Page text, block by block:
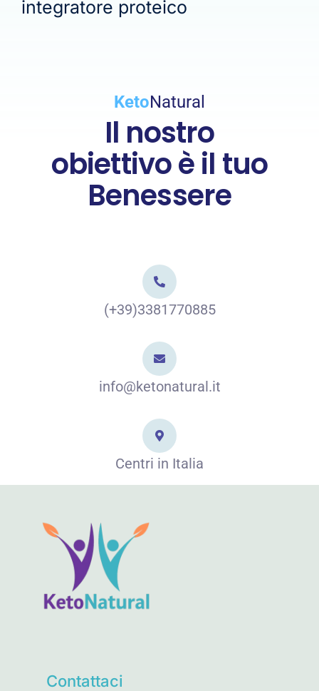
integratore proteico
KetoNatural
Il nostro
obiettivo è il tuo
Benessere
(+39)3381770885
info@ketonatural.it
Centri in Italia
Contattaci